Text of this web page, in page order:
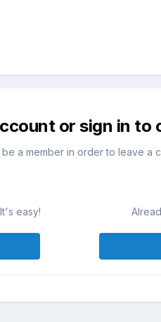
or sign in to
a member in order to leave a
easy!